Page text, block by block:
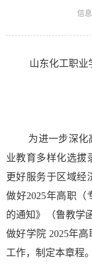
信息
山东化工职业
为进一步深化
业教育多样化选拔
更好服务于区域经
做好2025年高职（
的通知》（鲁教学
做好学院 2025年
工作，制定本章程。